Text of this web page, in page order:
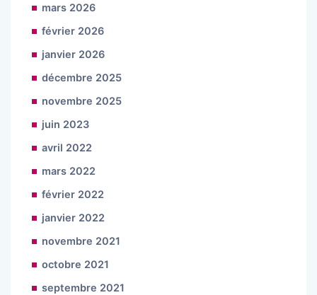
mars 2026
février 2026
janvier 2026
décembre 2025
novembre 2025
juin 2023
avril 2022
mars 2022
février 2022
janvier 2022
novembre 2021
octobre 2021
septembre 2021